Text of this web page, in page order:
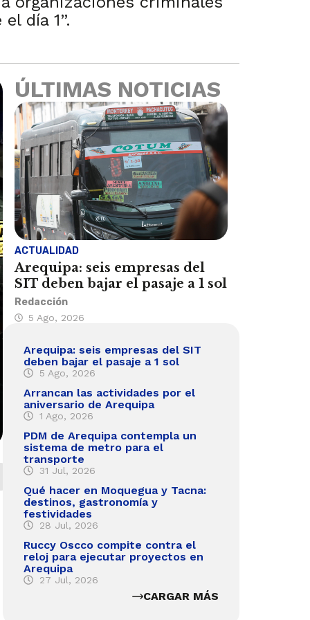
día 1”.
ÚLTIMAS NOTICIAS
ACTUALIDAD
Arequipa: seis empresas del
SIT deben bajar el pasaje a 1 sol
Redacción
5 Ago, 2026
Arequipa: seis empresas del SIT
deben bajar el pasaje a 1 sol
5 Ago, 2026
Arrancan las actividades por el
aniversario de Arequipa
1 Ago, 2026
PDM de Arequipa contempla un
sistema de metro para el
transporte
31 Jul, 2026
Qué hacer en Moquegua y Tacna:
destinos, gastronomía y
festividades
28 Jul, 2026
Ruccy Oscco compite contra el
reloj para ejecutar proyectos en
Arequipa
27 Jul, 2026
CARGAR MÁS